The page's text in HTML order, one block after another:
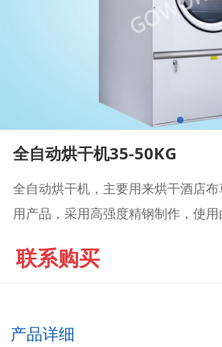
全自动烘干机35-50KG
全自动烘干机，主要用来烘干酒店
用产品，采用高强度精钢制作，使用
联系购买
产品详细